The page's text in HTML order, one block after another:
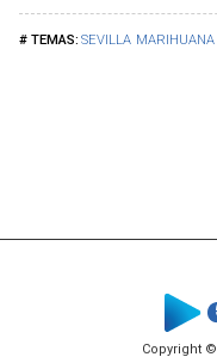
SEVILLA MARIHUANA
Copyright